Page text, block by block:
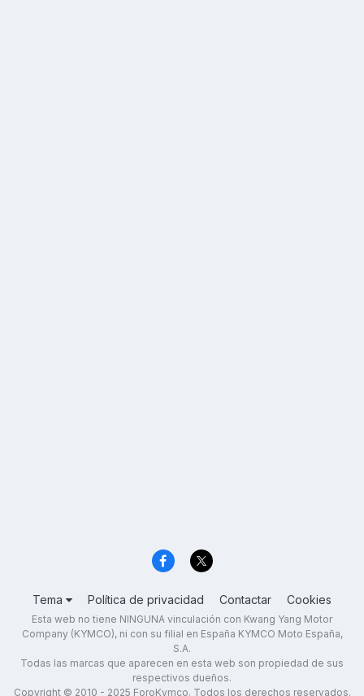
Tema Política de privacidad Contactar Cookies
Esta web no tiene NINGUNA vinculación con Kwang Yang Motor
Company (KYMCO), ni con su filial en España KYMCO Moto España,
S.A.
Todas las marcas que aparecen en esta web son propiedad de sus
respectivos dueños.
Copyright © 2010 - 2025 ForoKymco. Todos los derechos reservados.